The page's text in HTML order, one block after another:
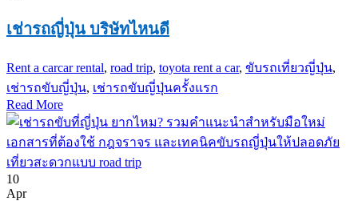
เช่ารถญี่ปุ่น บริษัทไหนดี
Rent a carcar rental, road trip, toyota rent a car, ขับรถเที่ยวญี่ปุ่น,
เช่ารถขับญี่ปุ่น, เช่ารถขับญี่ปุ่นครั้งแรก
Read More
10
Apr